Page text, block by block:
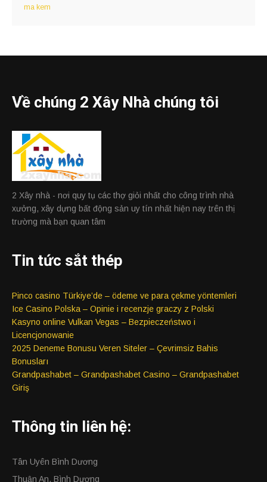
ma kem
Về chúng 2 Xây Nhà chúng tôi
2 Xây nhà - nơi quy tụ các thợ giỏi nhất cho công trình nhà
xưởng, xây dựng bất động sản uy tín nhất hiện nay trên thị
trường mà bạn quan tâm
Tin tức sắt thép
Pinco casino Türkiye’de – ödeme ve para çekme yöntemleri
Ice Casino Polska – Opinie i recenzje graczy z Polski
Kasyno online Vulkan Vegas – Bezpieczeństwo i
Licencjonowanie
2025 Deneme Bonusu Veren Siteler – Çevrimsiz Bahis
Bonusları
Grandpashabet – Grandpashabet Casino – Grandpashabet
Giriş
Thông tin liên hệ:
Tân Uyên Bình Dương
Thuận An, Bình Dương